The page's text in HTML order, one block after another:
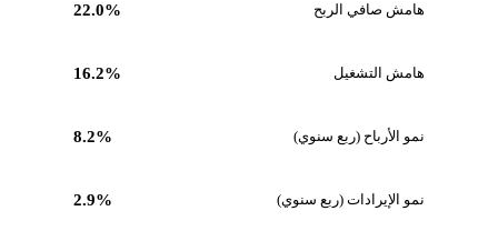
هامش صافي الربح 22.0%
هامش التشغيل 16.2%
نمو الأرباح (ربع سنوي) 8.2%
نمو الإيرادات (ربع سنوي) 2.9%